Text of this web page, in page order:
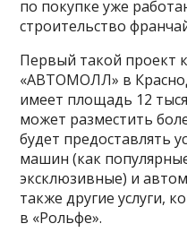
по покупке уже
строительство
Первый такой проект
«АВТОМОЛЛ» в
имеет площадь 12
может разместить
будет предоставлять
машин (как
эксклюзивные) и
также другие услуги,
в «Рольфе».